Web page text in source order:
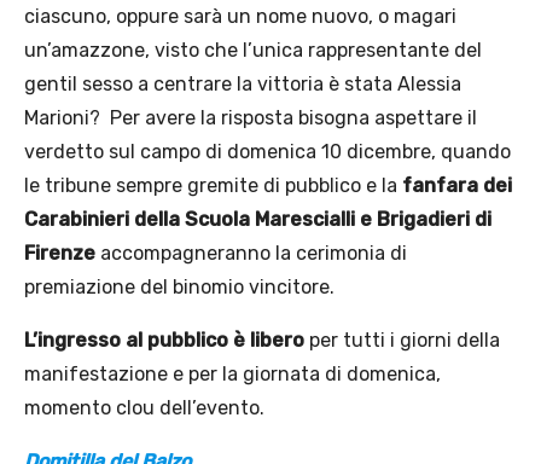
ciascuno, oppure sarà un nome nuovo, o magari
un’amazzone, visto che l’unica rappresentante del
gentil sesso a centrare la vittoria è stata Alessia
Marioni? Per avere la risposta bisogna aspettare il
verdetto sul campo di domenica 10 dicembre, quando
le tribune sempre gremite di pubblico e la fanfara dei
Carabinieri della Scuola Marescialli e Brigadieri di
Firenze accompagneranno la cerimonia di
premiazione del binomio vincitore.
L’ingresso al pubblico è libero per tutti i giorni della
manifestazione e per la giornata di domenica,
momento clou dell’evento.